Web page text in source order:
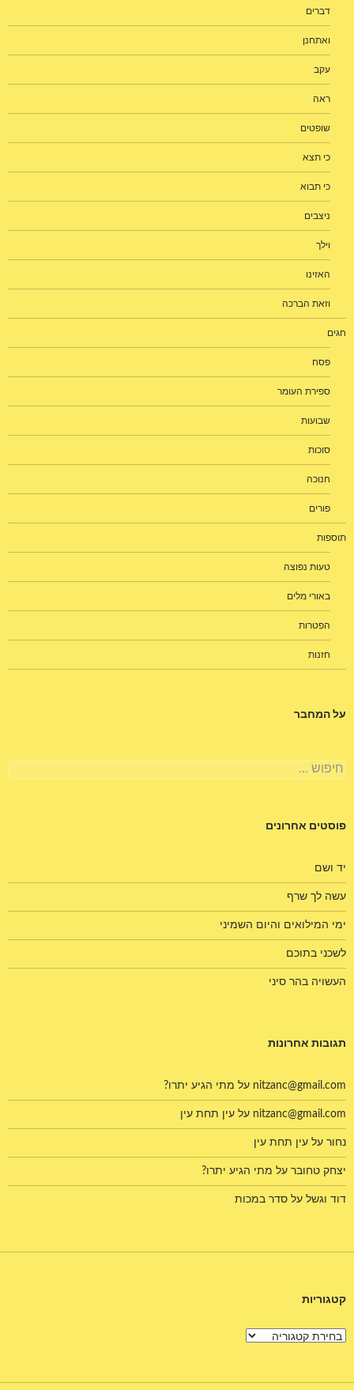
דברים
ואתחנן
עקב
ראה
שופטים
כי תצא
כי תבוא
ניצבים
וילך
האזינו
וזאת הברכה
חגים
פסח
ספירת העומר
שבועות
סוכות
חנוכה
פורים
תוספות
טעות נפוצה
באורי מלים
הפטרות
חזנות
על המחבר
חיפוש:
פוסטים אחרונים
יד ושם
עשה לך שרף
ימי המילואים והיום השמיני
לשכני בתוכם
העשויה בהר סיני
תגובות אחרונות
nitzanc@gmail.com על מתי הגיע יתרו?
nitzanc@gmail.com על עין תחת עין
נחור על עין תחת עין
יצחק טחובר על מתי הגיע יתרו?
דוד וגשל על סדר במכות
קטגוריות
קטגוריות